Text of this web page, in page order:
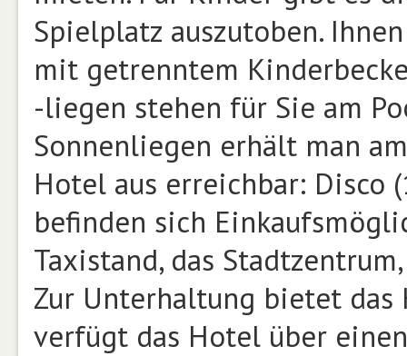
Spielplatz auszutoben.
mit getrenntem
-liegen stehen für Sie am
Sonnenliegen erhält man
Hotel aus erreichbar: Disco
befinden sich
Taxistand, das
Zur Unterhaltung bietet das
verfügt das Hotel über